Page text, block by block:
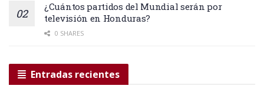
¿Cuántos partidos del Mundial serán por
televisión en Honduras?
0 SHARES
Entradas recientes